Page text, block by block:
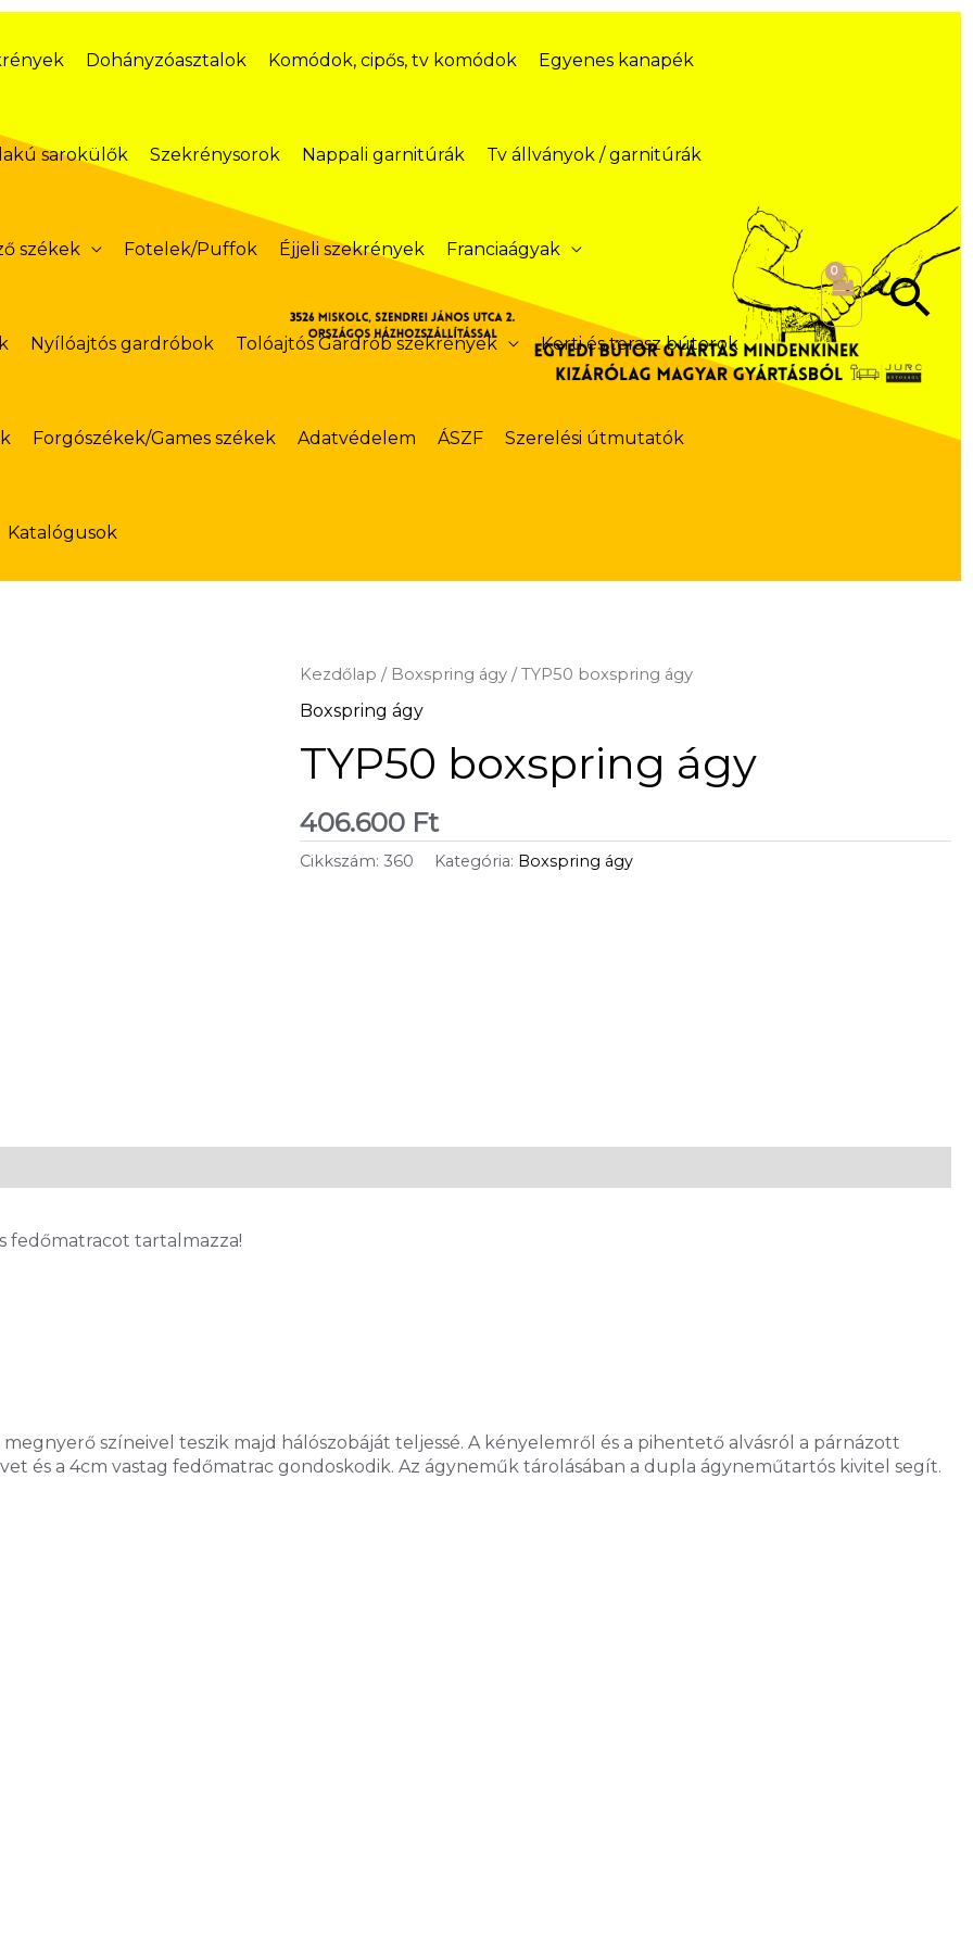
Dohányzóasztalok Komódok, cipős, tv komódok Egyenes kanapék
sarokülők Szekrénysorok Nappali garnitúrák Tv állványok / garnitúrák
székek Fotelek/Puffok Éjjeli szekrények Franciaágyak
Nyílóajtós gardróbok Tolóajtós Gardrób szekrények Kerti és terasz bútorok
Forgószékek/Games székek Adatvédelem ÁSZF Szerelési útmutatók
Katalógusok
Kezdőlap / Boxspring ágy / TYP50 boxspring ágy
Boxspring ágy
TYP50 boxspring ágy
406.600 Ft
Cikkszám:360 Kategória: Boxspring ágy
fedőmatracot tartalmazza!
színeivel teszik majd hálószobáját teljessé. A kényelemről és a pihentető alvásról a párnázott
és a 4cm vastag fedőmatrac gondoskodik. Az ágyneműk tárolásában a dupla ágyneműtartós kivitel segít.